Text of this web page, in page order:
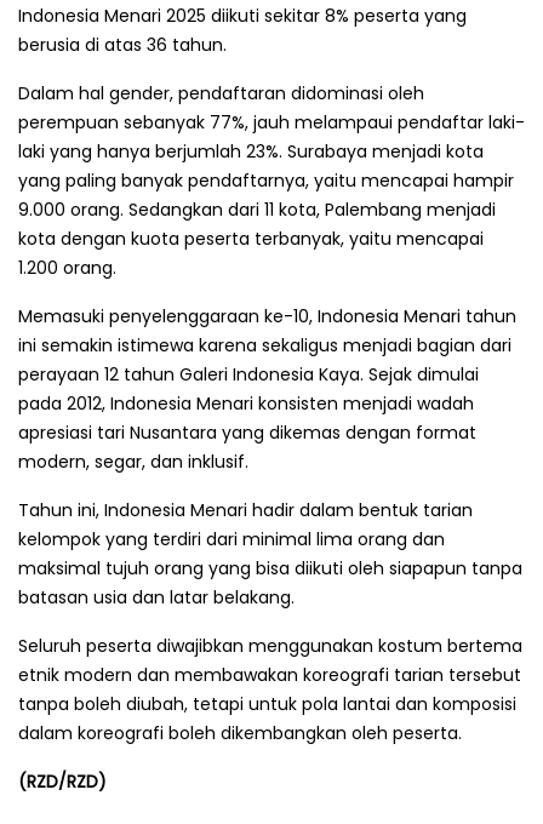
Indonesia Menari 2025 diikuti sekitar 8% peserta yang
berusia di atas 36 tahun.
Dalam hal gender, pendaftaran didominasi oleh
perempuan sebanyak 77%, jauh melampaui pendaftar laki-
laki yang hanya berjumlah 23%. Surabaya menjadi kota
yang paling banyak pendaftarnya, yaitu mencapai hampir
9.000 orang. Sedangkan dari 11 kota, Palembang menjadi
kota dengan kuota peserta terbanyak, yaitu mencapai
1.200 orang.
Memasuki penyelenggaraan ke-10, Indonesia Menari tahun
ini semakin istimewa karena sekaligus menjadi bagian dari
perayaan 12 tahun Galeri Indonesia Kaya. Sejak dimulai
pada 2012, Indonesia Menari konsisten menjadi wadah
apresiasi tari Nusantara yang dikemas dengan format
modern, segar, dan inklusif.
Tahun ini, Indonesia Menari hadir dalam bentuk tarian
kelompok yang terdiri dari minimal lima orang dan
maksimal tujuh orang yang bisa diikuti oleh siapapun tanpa
batasan usia dan latar belakang.
Seluruh peserta diwajibkan menggunakan kostum bertema
etnik modern dan membawakan koreografi tarian tersebut
tanpa boleh diubah, tetapi untuk pola lantai dan komposisi
dalam koreografi boleh dikembangkan oleh peserta.
(RZD/RZD)